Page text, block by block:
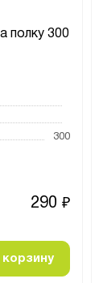
полку 300
300
290 ₽